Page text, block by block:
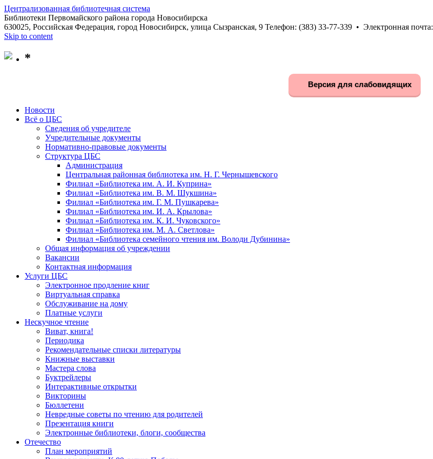
Централизованная библиотечная система
Библиотеки Первомайского района города Новосибирска
630025, Российская Федерация, город Новосибирск, улица Сызранская, 9 Телефон: (383) 33-77-339 • Электронная почта:
Skip to content
*
Версия для слабовидящих
Новости
Всё о ЦБС
Сведения об учредителе
Учредительные документы
Нормативно-правовые документы
Структура ЦБС
Администрация
Центральная районная библиотека им. Н. Г. Чернышевского
Филиал «Библиотека им. А. И. Куприна»
Филиал «Библиотека им. В. М. Шукшина»
Филиал «Библиотека им. Г. М. Пушкарева»
Филиал «Библиотека им. И. А. Крылова»
Филиал «Библиотека им. К. И. Чуковского»
Филиал «Библиотека им. М. А. Светлова»
Филиал «Библиотека семейного чтения им. Володи Дубинина»
Общая информация об учреждении
Вакансии
Контактная информация
Услуги ЦБС
Электронное продление книг
Виртуальная справка
Обслуживание на дому
Платные услуги
Нескучное чтение
Виват, книга!
Периодика
Рекомендательные списки литературы
Книжные выставки
Мастера слова
Буктрейлеры
Интерактивные открытки
Викторины
Бюллетени
Невредные советы по чтению для родителей
Презентация книги
Электронные библиотеки, блоги, сообщества
Отечество
План мероприятий